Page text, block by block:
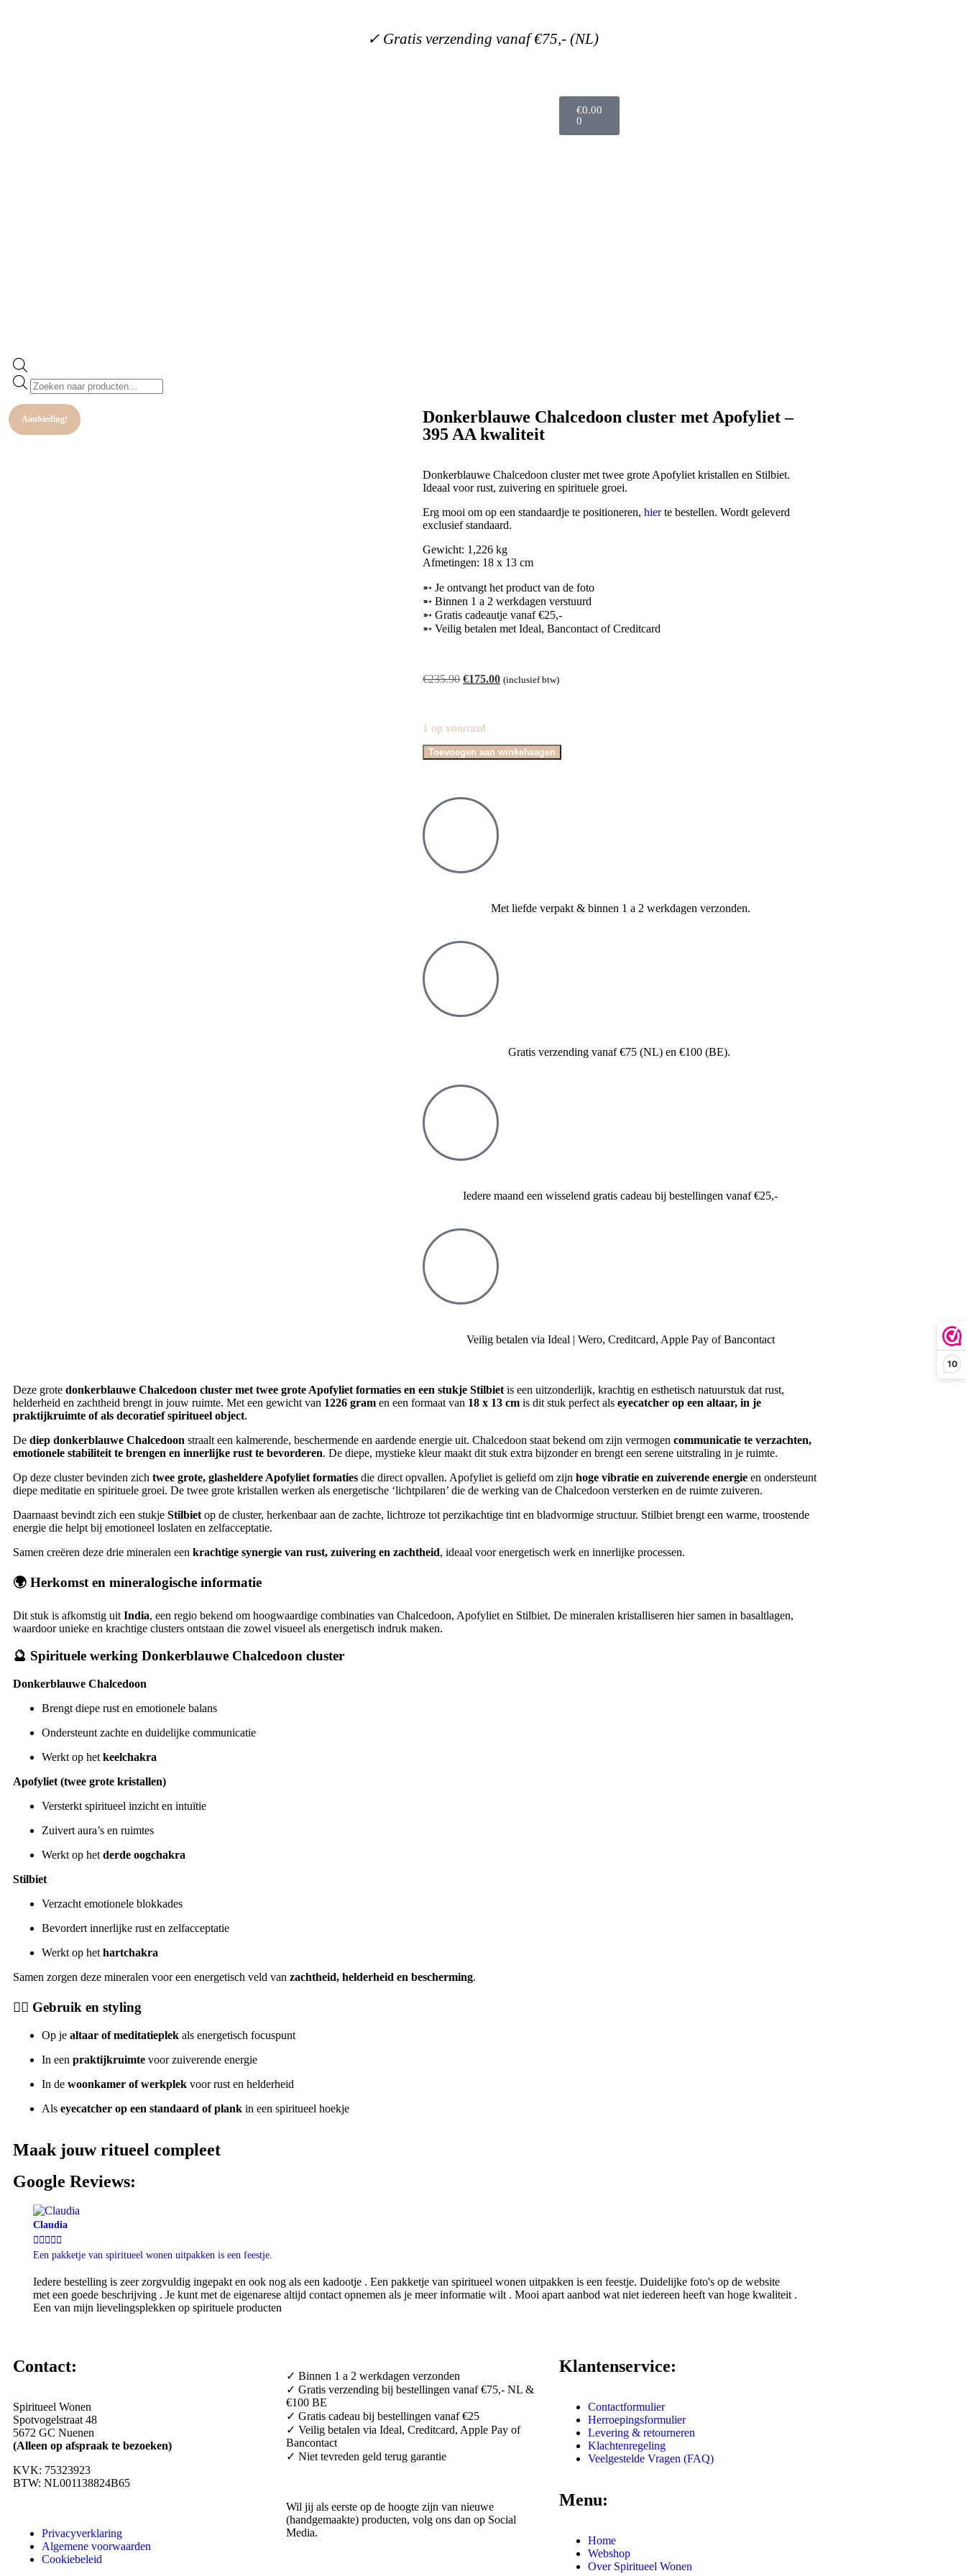
10
✓ Gratis verzending vanaf €75,- (NL)
€0.00
0
Aanbieding!
Donkerblauwe Chalcedoon cluster met Apofyliet –
395 AA kwaliteit
Donkerblauwe Chalcedoon cluster met twee grote Apofyliet kristallen en Stilbiet.
Ideaal voor rust, zuivering en spirituele groei.
Erg mooi om op een standaardje te positioneren, hierte bestellen. Wordt geleverd
exclusief standaard.
Gewicht: 1,226 kg
Afmetingen: 18 x 13 cm
➵ Je ontvangt het product van de foto
➵ Binnen 1 a 2 werkdagen verstuurd
➵ Gratis cadeautje vanaf €25,-
➵ Veilig betalen met Ideal, Bancontact of Creditcard
€235.90 €175.00 (inclusief btw)
1 op voorraad
Toevoegen aan winkelwagen
Met liefde verpakt & binnen 1 a 2 werkdagen verzonden.
Gratis verzending vanaf €75 (NL) en €100 (BE).
Iedere maand een wisselend gratis cadeau bij bestellingen vanaf €25,-
Veilig betalen via Ideal | Wero, Creditcard, Apple Pay of Bancontact
Deze grote donkerblauwe Chalcedoon cluster met twee grote Apofyliet formaties en een stukje Stilbiet is een uitzonderlijk, krachtig en esthetisch natuurstuk dat rust,
helderheid en zachtheid brengt in jouw ruimte. Met een gewicht van 1226 gram en een formaat van 18 x 13 cm is dit stuk perfect als eyecatcher op een altaar, in je
praktijkruimte of als decoratief spiritueel object.
De diep donkerblauwe Chalcedoon straalt een kalmerende, beschermende en aardende energie uit. Chalcedoon staat bekend om zijn vermogen communicatie te verzachten,
emotionele stabiliteit te brengen en innerlijke rust te bevorderen. De diepe, mystieke kleur maakt dit stuk extra bijzonder en brengt een serene uitstraling in je ruimte.
Op deze cluster bevinden zich twee grote, glasheldere Apofyliet formaties die direct opvallen. Apofyliet is geliefd om zijn hoge vibratie en zuiverende energie en ondersteunt
diepe meditatie en spirituele groei. De twee grote kristallen werken als energetische ‘lichtpilaren’ die de werking van de Chalcedoon versterken en de ruimte zuiveren.
Daarnaast bevindt zich een stukje Stilbiet op de cluster, herkenbaar aan de zachte, lichtroze tot perzikachtige tint en bladvormige structuur. Stilbiet brengt een warme, troostende
energie die helpt bij emotioneel loslaten en zelfacceptatie.
Samen creëren deze drie mineralen een krachtige synergie van rust, zuivering en zachtheid, ideaal voor energetisch werk en innerlijke processen.
🌍 Herkomst en mineralogische informatie
Dit stuk is afkomstig uit India, een regio bekend om hoogwaardige combinaties van Chalcedoon, Apofyliet en Stilbiet. De mineralen kristalliseren hier samen in basaltlagen,
waardoor unieke en krachtige clusters ontstaan die zowel visueel als energetisch indruk maken.
🔮 Spirituele werking Donkerblauwe Chalcedoon cluster
Donkerblauwe Chalcedoon
Brengt diepe rust en emotionele balans
Ondersteunt zachte en duidelijke communicatie
Werkt op het keelchakra
Apofyliet (twee grote kristallen)
Versterkt spiritueel inzicht en intuïtie
Zuivert aura’s en ruimtes
Werkt op het derde oogchakra
Stilbiet
Verzacht emotionele blokkades
Bevordert innerlijke rust en zelfacceptatie
Werkt op het hartchakra
Samen zorgen deze mineralen voor een energetisch veld van zachtheid, helderheid en bescherming.
🧘‍♀️ Gebruik en styling
Op je altaar of meditatieplek als energetisch focuspunt
In een praktijkruimte voor zuiverende energie
In de woonkamer of werkplek voor rust en helderheid
Als eyecatcher op een standaard of plank in een spiritueel hoekje
Maak jouw ritueel compleet
Google Reviews:
Claudia

Een pakketje van spiritueel wonen uitpakken is een feestje.
Iedere bestelling is zeer zorgvuldig ingepakt en ook nog als een kadootje . Een pakketje van spiritueel wonen uitpakken is een feestje. Duidelijke foto's op de website
met een goede beschrijving . Je kunt met de eigenarese altijd contact opnemen als je meer informatie wilt . Mooi apart aanbod wat niet iedereen heeft van hoge kwaliteit .
Een van mijn lievelingsplekken op spirituele producten
Contact:
Spiritueel Wonen
Spotvogelstraat 48
5672 GC Nuenen
(Alleen op afspraak te bezoeken)
KVK: 75323923
BTW: NL001138824B65
Privacyverklaring
Algemene voorwaarden
Cookiebeleid
✓ Binnen 1 a 2 werkdagen verzonden
✓ Gratis verzending bij bestellingen vanaf €75,- NL &
€100 BE
✓ Gratis cadeau bij bestellingen vanaf €25
✓ Veilig betalen via Ideal, Creditcard, Apple Pay of
Bancontact
✓ Niet tevreden geld terug garantie
Wil jij als eerste op de hoogte zijn van nieuwe
(handgemaakte) producten, volg ons dan op Social
Media.
Klantenservice:
Contactformulier
Herroepingsformulier
Levering & retourneren
Klachtenregeling
Veelgestelde Vragen (FAQ)
Menu:
Home
Webshop
Over Spiritueel Wonen